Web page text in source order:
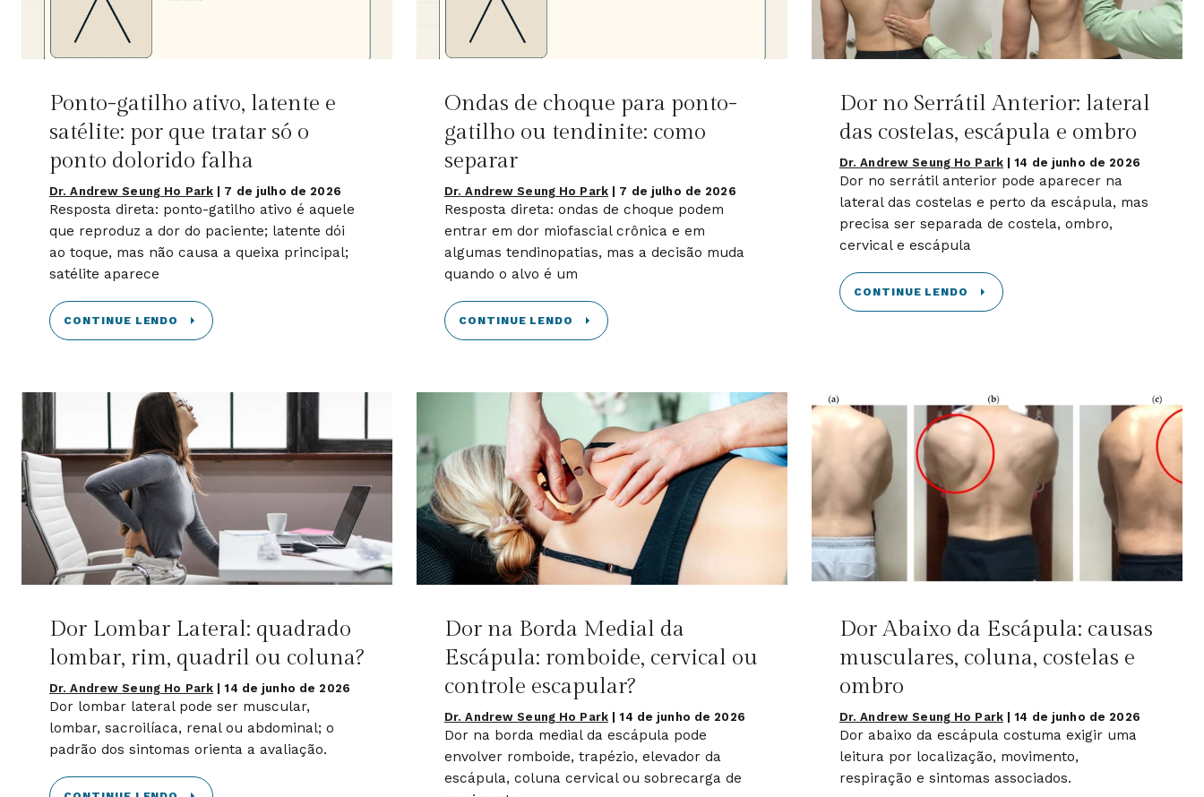
Ponto-gatilho ativo, latente e
satélite: por que tratar só o
ponto dolorido falha
Dr. Andrew Seung Ho Park 7 de julho de 2026
Resposta direta: ponto-gatilho ativo é aquele
que reproduz a dor do paciente; latente dói
ao toque, mas não causa a queixa principal;
satélite aparece
CONTINUE LENDO
Ondas de choque para ponto-
gatilho ou tendinite: como
separar
Dr. Andrew Seung Ho Park| 7 de julho de 2026
Resposta direta: ondas de choque podem
entrar em dor miofascial crônica e em
algumas tendinopatias, mas a decisão muda
quando o alvo é um
CONTINUE LENDO
Dor no Serrátil Anterior: lateral
das costelas, escápula e ombro
Dr. Andrew Seung Ho Park|14 de junho de 2026
Dor no serrátil anterior pode aparecer na
lateral das costelas e perto da escápula, mas
precisa ser separada de costela, ombro,
cervical e escápula
CONTINUE LENDO
Dor Lombar Lateral: quadrado
lombar, rim, quadril ou coluna?
Dr. Andrew Seung Ho Park |14 de junho de 2026
Dor lombar lateral pode ser muscular,
lombar, sacroilíaca, renal ou abdominal; o
padrão dos sintomas orienta a avaliação.
Dor na Borda Medial da
Escápula: romboide, cervical ou
controle escapular?
Dr. Andrew Seung Ho Park|14 de junho de 2026
Dor na borda medial da escápula pode
envolver romboide, trapézio, elevador da
escápula, coluna cervical ou sobrecarga de
Dor Abaixo da Escápula: causas
musculares, coluna, costelas e
ombro
Dr. Andrew Seung Ho Park|14 de junho de 2026
Dor abaixo da escápula costuma exigir uma
leitura por localização, movimento,
respiração e sintomas associados.